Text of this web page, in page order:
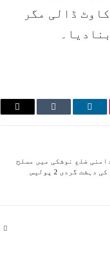
ڈالی مگر
LinkedIn
Tumblr
Email
ضلع نوشکی میں مسلح
علیحدگی پسندوں کی دہشت گردی 2 پولیس